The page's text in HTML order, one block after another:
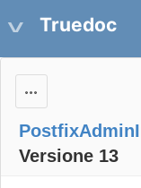
Truedoc
Versione 13